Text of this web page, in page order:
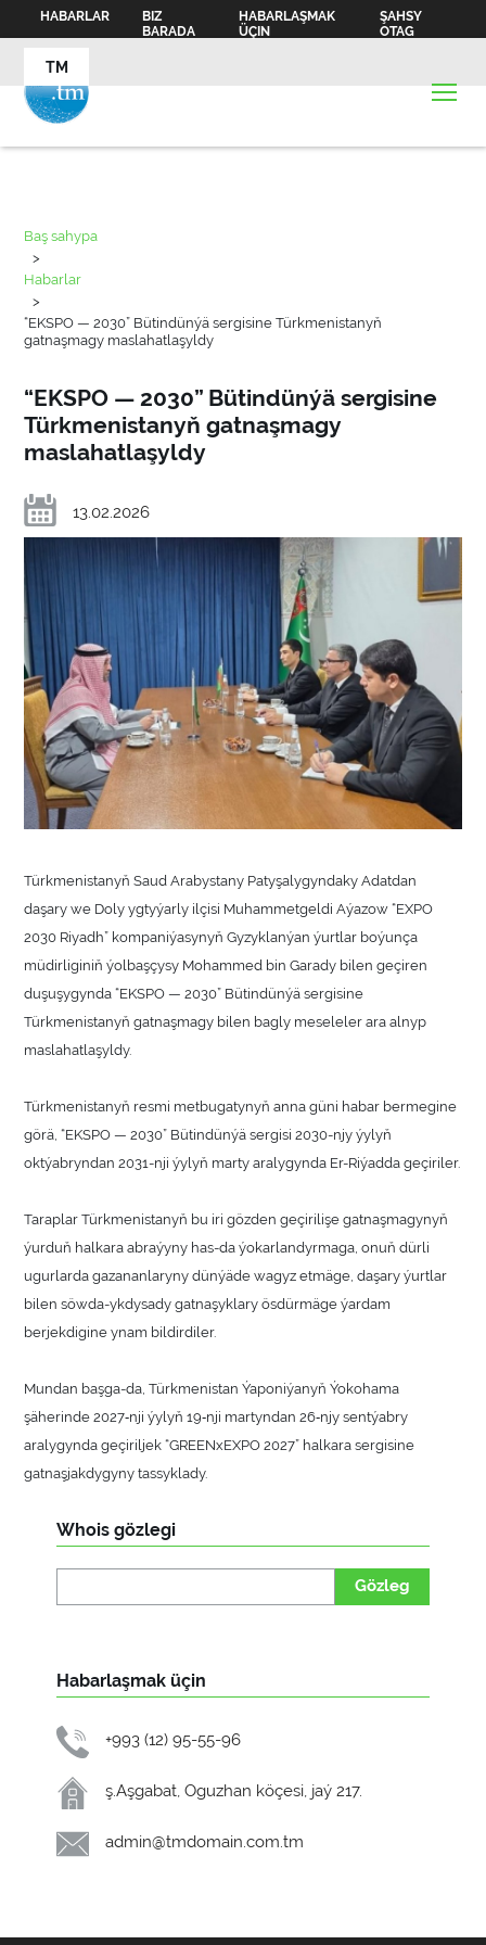
HABARLAR
BIZ
BARADA
HABARLAŞMAK
ÜÇIN
ŞAHSY
OTAG
TM
Baş sahypa
>
Habarlar
>
“EKSPO — 2030” Bütindünýä sergisine Türkmenistanyň
gatnaşmagy maslahatlaşyldy
“EKSPO — 2030” Bütindünýä sergisine
Türkmenistanyň gatnaşmagy
maslahatlaşyldy
13.02.2026
Türkmenistanyň Saud Arabystany Patyşalygyndaky Adatdan
daşary we Doly ygtyýarly ilçisi Muhammetgeldi Aýazow “EXPO
2030 Riyadh” kompaniýasynyň Gyzyklanýan ýurtlar boýunça
müdirliginiň ýolbaşçysy Mohammed bin Garady bilen geçiren
duşuşygynda “EKSPO — 2030” Bütindünýä sergisine
Türkmenistanyň gatnaşmagy bilen bagly meseleler ara alnyp
maslahatlaşyldy.
Türkmenistanyň resmi metbugatynyň anna güni habar bermegine
görä, “EKSPO — 2030” Bütindünýä sergisi 2030-njy ýylyň
oktýabryndan 2031-nji ýylyň marty aralygynda Er-Riýadda geçiriler.
Taraplar Türkmenistanyň bu iri gözden geçirilişe gatnaşmagynyň
ýurduň halkara abraýyny has-da ýokarlandyrmaga, onuň dürli
ugurlarda gazananlaryny dünýäde wagyz etmäge, daşary ýurtlar
bilen söwda-ykdysady gatnaşyklary ösdürmäge ýardam
berjekdigine ynam bildirdiler.
Mundan başga-da, Türkmenistan Ýaponiýanyň Ýokohama
şäherinde 2027‑nji ýylyň 19‑nji martyndan 26‑njy sentýabry
aralygynda geçiriljek “GREENxEXPO 2027” halkara sergisine
gatnaşjakdygyny tassyklady.
Whois gözlegi
Gözleg
Habarlaşmak üçin
+993 (12) 95-55-96
ş.Aşgabat, Oguzhan köçesi, jaý 217.
admin@tmdomain.com.tm